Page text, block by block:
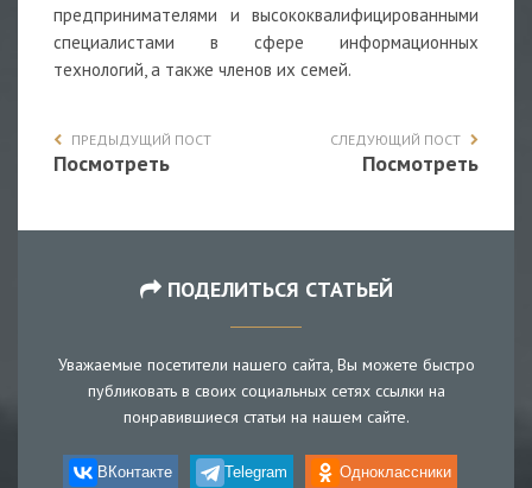
предпринимателями и высококвалифицированными
специалистами в сфере информационных
технологий, а также членов их семей.
ПРЕДЫДУЩИЙ ПОСТ
Посмотреть
СЛЕДУЮЩИЙ ПОСТ
Посмотреть
ПОДЕЛИТЬСЯ СТАТЬЕЙ
Уважаемые посетители нашего сайта, Вы можете быстро
публиковать в своих социальных сетях ссылки на
понравившиеся статьи на нашем сайте.
ВКонтакте Telegram Одноклассники